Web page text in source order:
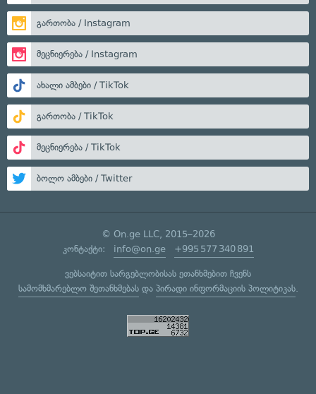
გართობა / Instagram
მეცნიერება / Instagram
ახალი ამბები / TikTok
გართობა / TikTok
მეცნიერება / TikTok
ბოლო ამბები / Twitter
© On.ge LLC, 2015–2026
კონტაქტი: info@on.ge +995 577 340 891
ვებსაიტით სარგებლობისას ეთანხმებით ჩვენს
სამომხმარებლო შეთანხმებასდა პირადი ინფორმაციის პოლიტიკას.